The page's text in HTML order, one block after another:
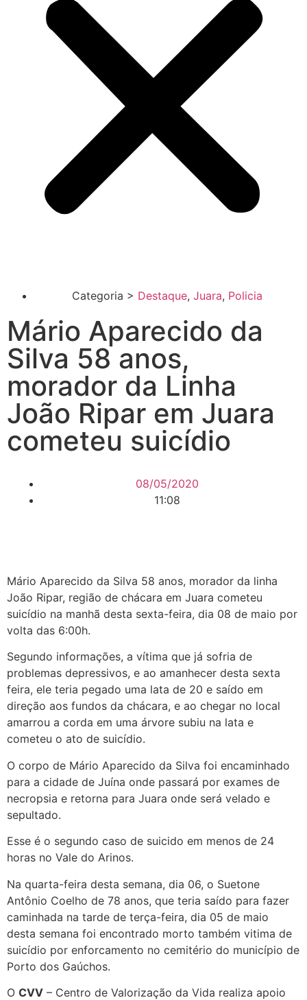
Categoria > Destaque, Juara, Policia
Mário Aparecido da
Silva 58 anos,
morador da Linha
João Ripar em Juara
cometeu suicídio
08/05/2020
11:08
Mário Aparecido da Silva 58 anos, morador da linha
João Ripar, região de chácara em Juara cometeu
suicídio na manhã desta sexta-feira, dia 08 de maio por
volta das 6:00h.
Segundo informações, a vítima que já sofria de
problemas depressivos, e ao amanhecer desta sexta
feira, ele teria pegado uma lata de 20 e saído em
direção aos fundos da chácara, e ao chegar no local
amarrou a corda em uma árvore subiu na lata e
cometeu o ato de suicídio.
O corpo de Mário Aparecido da Silva foi encaminhado
para a cidade de Juína onde passará por exames de
necropsia e retorna para Juara onde será velado e
sepultado.
Esse é o segundo caso de suicido em menos de 24
horas no Vale do Arinos.
Na quarta-feira desta semana, dia 06, o Suetone
Antônio Coelho de 78 anos, que teria saído para fazer
caminhada na tarde de terça-feira, dia 05 de maio
desta semana foi encontrado morto também vitima de
suicídio por enforcamento no cemitério do município de
Porto dos Gaúchos.
O CVV – Centro de Valorização da Vida realiza apoio